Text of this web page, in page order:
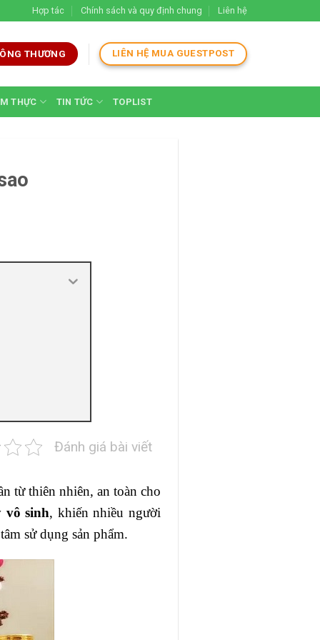
Hợp tác Chính sách và quy định chung Liên hệ
THƯƠNG LIÊN HỆ MUA GUESTPOST
THỰC TIN TỨC TOPLIST
Đánh giá bài viết
từ thiên nhiên, an toàn cho
vô sinh, khiến nhiều người
sử dụng sản phẩm.